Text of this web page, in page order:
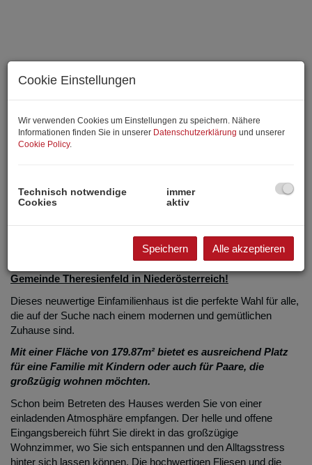
Willkommen in Ihrem Traumhaus in der idyllischen
Gemeinde Theresienfeld in Niederösterreich!
Dieses neuwertige Einfamilienhaus ist die perfekte Wahl für alle,
die auf der Suche nach einem modernen und gemütlichen
Zuhause sind.
Mit einer Fläche von 179.87m² bietet es ausreichend Platz
für eine Familie mit Kindern oder auch für Paare, die
großzügig wohnen möchten.
Schon beim Betreten des Hauses werden Sie von einer
einladenden Atmosphäre empfangen. Der helle und offene
Eingangsbereich führt Sie direkt in das großzügige
Wohnzimmer, wo Sie sich entspannen und den Alltagsstress
hinter sich lassen können. Die hochwertigen Fliesen und die
Cookie Einstellungen
Wir verwenden Cookies um Einstellungen zu speichern. Nähere
Informationen finden Sie in unserer Datenschutzerklärung und unserer
Cookie Policy.
Technisch notwendige
Cookies
immer
aktiv
Speichern Alle akzeptieren